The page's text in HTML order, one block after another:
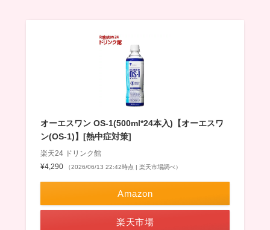
オーエスワン OS-1(500ml*24本入)【オーエスワ
ン(OS-1)】[熱中症対策]
楽天24 ドリンク館
¥4,290
（2026/06/13 22:42時点 | 楽天市場調べ）
Amazon
楽天市場